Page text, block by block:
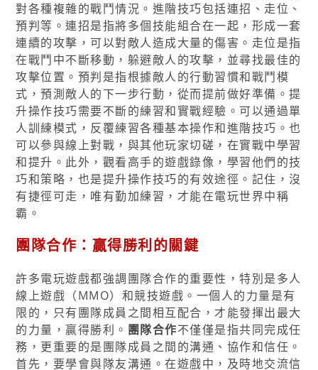
對各種複雜的戰鬥情況。進階技巧包括連招、走位、
預判等。連招是指將多個技能組合在一起，形成一套
連續的攻擊，可以對敵人造成大量的傷害。走位是指
在戰鬥中不斷移動，躲避敵人的攻擊，並尋找最佳的
攻擊位置。預判是指根據敵人的行動習慣和戰鬥模
式，預測敵人的下一步行動，從而提前做好準備。提
升操作技巧需要不斷的練習和實戰經驗。可以通過單
人訓練模式，反覆練習各種基本操作和進階技巧。也
可以參與線上對戰，與其他玩家切磋，在實戰中學習
和提升。此外，觀看高手的遊戲錄像，學習他們的技
巧和策略，也是提升操作技巧的有效途徑。記住，沒
有捷徑可走，唯有勤加練習，才能在電玩世界中稱
霸。
團隊合作：贏得勝利的關鍵
許多電玩遊戲都強調團隊合作的重要性，特別是多人
線上遊戲（MMO）和競技遊戲。一個人的力量是有
限的，只有團隊成員之間相互配合，才能發揮出最大
的力量，贏得勝利。 團隊合作不僅僅是指共同完成任
務，更重要的是團隊成員之間的溝通、協作和信任。
首先，要學會與隊友溝通。在遊戲中，及時地交流信